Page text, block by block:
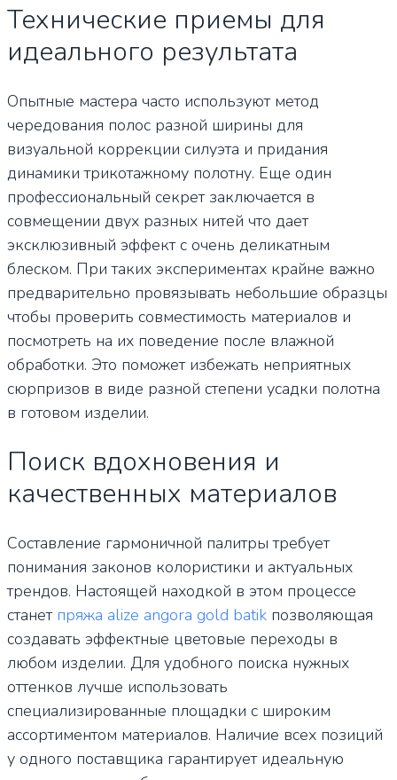
Технические приемы для
идеального результата
Опытные мастера часто используют метод
чередования полос разной ширины для
визуальной коррекции силуэта и придания
динамики трикотажному полотну. Еще один
профессиональный секрет заключается в
совмещении двух разных нитей что дает
эксклюзивный эффект с очень деликатным
блеском. При таких экспериментах крайне важно
предварительно провязывать небольшие образцы
чтобы проверить совместимость материалов и
посмотреть на их поведение после влажной
обработки. Это поможет избежать неприятных
сюрпризов в виде разной степени усадки полотна
в готовом изделии.
Поиск вдохновения и
качественных материалов
Составление гармоничной палитры требует
понимания законов колористики и актуальных
трендов. Настоящей находкой в этом процессе
станет пряжа alize angora gold batik позволяющая
создавать эффектные цветовые переходы в
любом изделии. Для удобного поиска нужных
оттенков лучше использовать
специализированные площадки с широким
ассортиментом материалов. Наличие всех позиций
у одного поставщика гарантирует идеальную